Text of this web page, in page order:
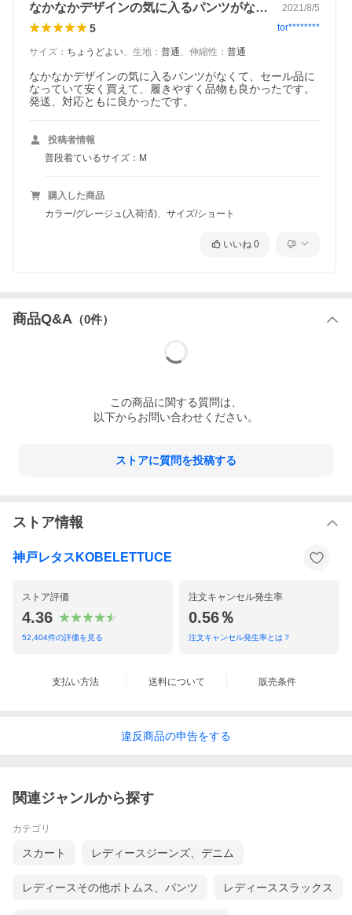
なかなかデザインの気に入るパンツがなく… 2021/8/5
5 tor********
サイズ ： ちょうどよい、 生地 ： 普通、 伸縮性 ： 普通
なかなかデザインの気に入るパンツがなくて、セール品に
なっていて安く買えて、履きやすく品物も良かったです。
発送、対応ともに良かったです。
投稿者情報
普段着ているサイズ：M
購入した商品
カラー/グレージュ(入荷済)、サイズ/ショート
いいね 0
商品Q&A （0件）
この商品に関する質問は、
以下からお問い合わせください。
ストアに質問を投稿する
ストア情報
神戸レタスKOBELETTUCE
ストア評価
4.36
52,404件の評価を見る
注文キャンセル発生率
0.56％
注文キャンセル発生率とは？
支払い方法 送料について 販売条件
違反商品の申告をする
関連ジャンルから探す
カテゴリ
スカート レディースジーンズ、デニム
レディースその他ボトムス、パンツ レディーススラックス